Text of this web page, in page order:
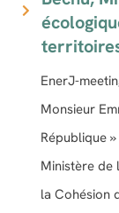
EnerJ-
Monsieur
République
Ministère de
la Cohésion